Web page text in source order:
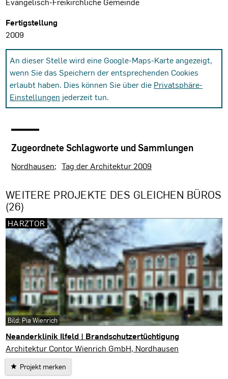
Fertigstellung
2009
An dieser Stelle wird eine Google-Maps-Karte angezeigt,
wenn Sie das Speichern der entsprechenden Cookies
erlaubt haben. Dies können Sie über die Privatsphäre-
Einstellungen jederzeit tun.
Zugeordnete Schlagworte und Sammlungen
Nordhausen Tag der Architektur 2009
WEITERE PROJEKTE DES GLEICHEN BÜROS
(26)
Neanderklinik Ilfeld | Brandschutzertüchtigung
Harztor
Architektur Contor Wienrich GmbH, Nordhausen
Projekt merken
HARZTOR
Bild: Pia Wienrich